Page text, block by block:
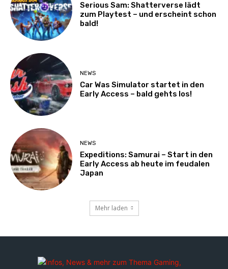
Serious Sam: Shatterverse lädt
zum Playtest – und erscheint schon
bald!
NEWS
Car Was Simulator startet in den
Early Access – bald gehts los!
NEWS
Expeditions: Samurai – Start in den
Early Access ab heute im feudalen
Japan
Mehr laden